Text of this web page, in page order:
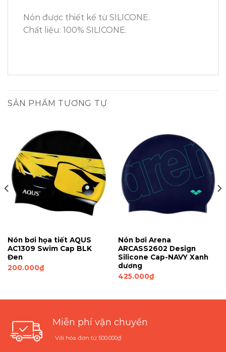
Nón được thiết kế từ SILICONE.
Chất liệu: 100% SILICONE.
SẢN PHẨM TƯƠNG TỰ
Nón bơi họa tiết AQUS
AC1309 Swim Cap BLK
Đen
200.000₫
Nón bơi Arena
ARCASS2602 Design
Silicone Cap-NAVY Xanh
dương
425.000₫
Miễn phí vận chuyển
Với hóa đơn từ 500.000₫